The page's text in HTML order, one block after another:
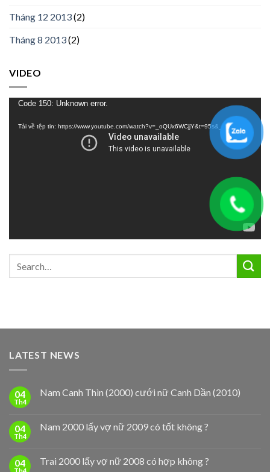
Tháng 12 2013(2)
Tháng 8 2013(2)
VIDEO
Trình
Code 150: Unknown error.
Tải về tệp tin: https://www.youtube.com/watch?v=_oQUx6WCjjY&t=95s&_=1
LATEST NEWS
04
Th4
Nam Canh Thìn (2000) cưới nữ Canh Dần (2010)
04
Th4
Nam 2000 lấy vợ nữ 2009 có tốt không ?
04 Trai 2000 lấy vợ nữ 2008 có hợp không ?